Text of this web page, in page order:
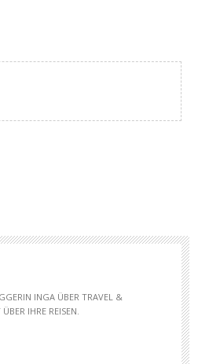
INGA ÜBER TRAVEL &
IHRE REISEN.